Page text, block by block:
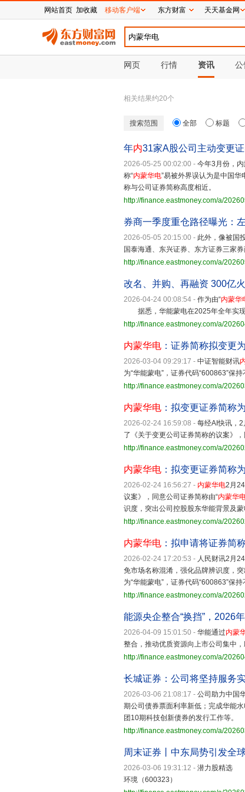
网页 行情 资讯 公
相关结果约20个
搜索范围 全部 标题
年内31家A股公司主动变更
2026-05-25 00:02:00 - 今年3月份，
称“内蒙华电”易被外界误认为是中国
称与公司证券简称高度相近。
http://finance.eastmoney.com/a/
券商一季度重仓路径曝光：
2026-05-05 20:15:00 - 此外，像被国
国泰海通、东兴证券、东方证券三家
http://finance.eastmoney.com/a/
改名、并购、再融资 300亿火
2026-04-24 00:08:54 - 作为由“内蒙华
据悉，华能蒙电在2025年全年实现
http://finance.eastmoney.com/a/
内蒙华电 ：证券简称拟变更
2026-03-04 09:29:17 - 中证智能财讯
为“华能蒙电”，证券代码“600863”保
http://finance.eastmoney.com/a/
内蒙华电 ：拟变更证券简称
2026-02-24 16:59:08 - 每经AI快讯，2
了《关于变更公司证券简称的议案》
http://finance.eastmoney.com/a/
内蒙华电 ：拟变更证券简称
2026-02-24 16:56:27 - 内蒙华电2月
议案》，同意公司证券简称由“内蒙华
识度，突出公司控股股东华能背景及蒙
http://finance.eastmoney.com/a/
内蒙华电 ：拟申请将证券简
2026-02-24 17:20:53 - 人民财讯2月24
免市场名称混淆，强化品牌辨识度，
为“华能蒙电”，证券代码“600863”保持
http://finance.eastmoney.com/a/
能源央企整合“换挡”，2026
2026-04-09 15:01:50 - 华能通过内蒙
整合，推动优质资源向上市公司集中，
http://finance.eastmoney.com/a/
长城证券：公司将坚持服务
2026-03-06 21:08:17 - 公司助力中国
期公司债券票面利率新低；完成华能
团10期科技创新债券的发行工作等。
http://finance.eastmoney.com/a/
周末证券丨中东局势引发全
2026-03-06 19:31:12 - 潜力股精选
环境（600323）
网站首页 加收藏 移动客户端 东方财富 天天基金网